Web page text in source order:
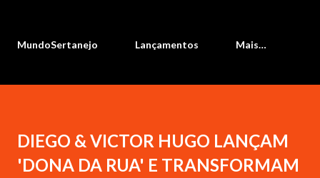
MundoSertanejo Lançamentos Mais…
DIEGO & VICTOR HUGO LANÇAM
'DONA DA RUA' E TRANSFORMAM